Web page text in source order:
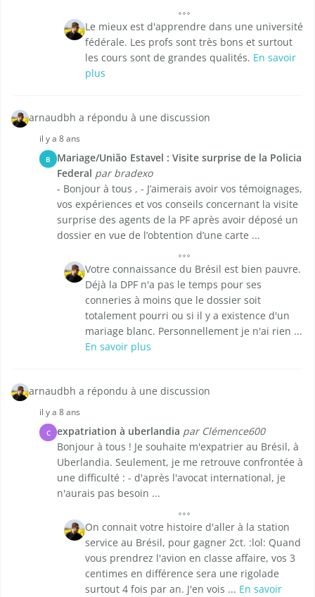
Le mieux est d'apprendre dans une université
fédérale. Les profs sont très bons et surtout
les cours sont de grandes qualités. En savoir
plus
arnaudbh a répondu à une discussion
il y a 8 ans
B
Mariage/União Estavel : Visite surprise de la Policia
Federal par bradexo
- Bonjour à tous , - J’aimerais avoir vos témoignages,
vos expériences et vos conseils concernant la visite
surprise des agents de la PF après avoir déposé un
dossier en vue de l’obtention d’une carte ...
Votre connaissance du Brésil est bien pauvre.
Déjà la DPF n'a pas le temps pour ses
conneries à moins que le dossier soit
totalement pourri ou si il y a existence d'un
mariage blanc. Personnellement je n'ai rien ...
En savoir plus
arnaudbh a répondu à une discussion
il y a 8 ans
C expatriation à uberlandia par Clémence600
Bonjour à tous ! Je souhaite m'expatrier au Brésil, à
Uberlandia. Seulement, je me retrouve confrontée à
une difficulté : - d'après l'avocat international, je
n'aurais pas besoin ...
On connait votre histoire d'aller à la station
service au Brésil, pour gagner 2ct. :lol: Quand
vous prendrez l'avion en classe affaire, vos 3
centimes en différence sera une rigolade
surtout 4 fois par an. J'en vois ... En savoir